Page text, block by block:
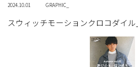
2024.10.01 GRAPHIC_
スウィッチモーションクロコダイ